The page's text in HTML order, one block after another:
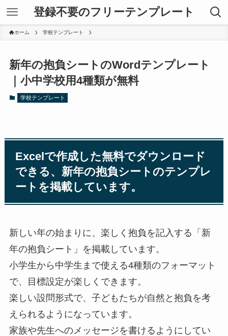
登録不要のフリーテンプレート
ホーム 学校テンプレート
新年の抱負シートのWordテンプレート
｜小中学校用4種類が無料
学校テンプレート
Excelで作成した無料でダウンロード
できる、新年の抱負シートのテンプレ
ートを掲載しています。
新しい年の始まりに、楽しく抱負を記入する「新
年の抱負シート」を掲載しています。
小学生から中学生まで使える4種類のフォーマット
で、目標設定が楽しくできます。
楽しい設問形式で、子どもたちが自然と抱負を考
えられるようになっています。
家族や先生へのメッセージを書けるようにしてい